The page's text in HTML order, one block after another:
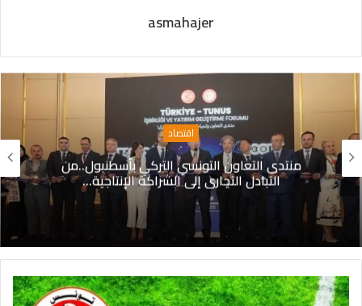
asmahajer
اقتصاد
منتدى التعاون التونسي التركي بأسطنبول..من
التبادل التجاري إلى الشراكة الإنتاجية…